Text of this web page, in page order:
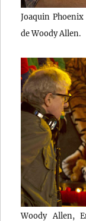
Joaquin
de Woody Allen.
Woody Allen,